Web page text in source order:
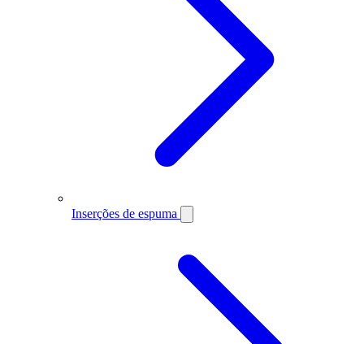
Inserções de espuma